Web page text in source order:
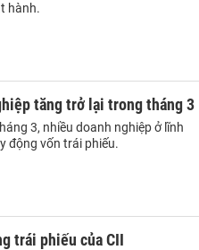
hành.
tăng trở lại trong tháng 3
3, nhiều doanh nghiệp ở lĩnh
động vốn trái phiếu.
trái phiếu của CII